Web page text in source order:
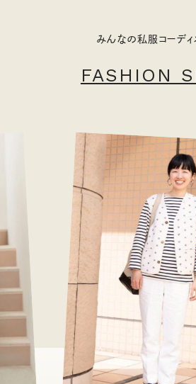
みんなの私服コーディ
FASHION